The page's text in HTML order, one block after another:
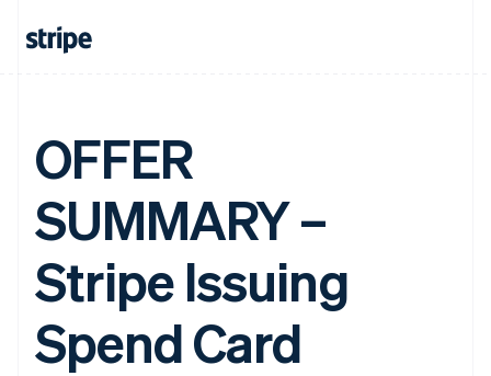
OFFER
SUMMARY –
Stripe Issuing
Spend Card